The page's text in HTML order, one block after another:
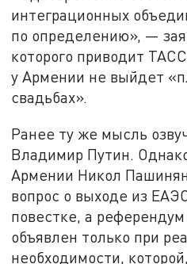
интеграционных
по определению», —
которого приводит
у Армении не выйдет
свадьбах».
Ранее ту же мысль
Владимир Путин.
Армении Никол
вопрос о выходе из
повестке, а
объявлен только при
необходимости,